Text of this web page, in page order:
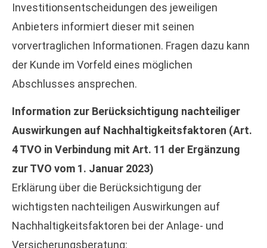
Investitionsentscheidungen des jeweiligen
Anbieters informiert dieser mit seinen
vorvertraglichen Informationen. Fragen dazu kann
der Kunde im Vorfeld eines möglichen
Abschlusses ansprechen.
Information zur Berücksichtigung nachteiliger
Auswirkungen auf Nachhaltigkeitsfaktoren (Art.
4 TVO in Verbindung mit Art. 11 der Ergänzung
zur TVO vom 1. Januar 2023)
Erklärung über die Berücksichtigung der
wichtigsten nachteiligen Auswirkungen auf
Nachhaltigkeitsfaktoren bei der Anlage- und
Versicherungsberatung: